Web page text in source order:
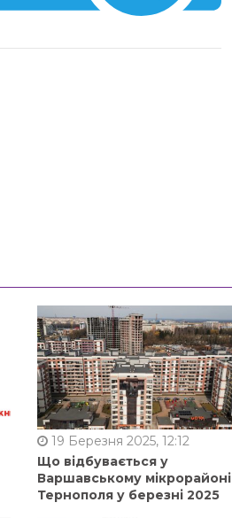
19 Березня 2025, 12:12
Що відбувається у
Варшавському мікрорайоні
Тернополя у березні 2025